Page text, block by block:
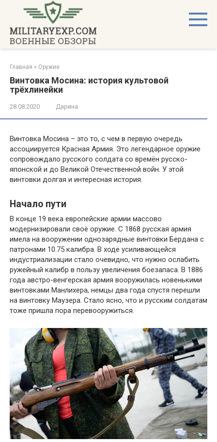
контенту
Главная » Оружие
Винтовка Мосина: история культовой
трёхлинейки
28.08.2020 Дарина
Винтовка Мосина – это то, с чем в первую очередь
ассоциируется Красная Армия. Это легендарное оружие
сопровождало русского солдата со времён русско-
японской и до Великой Отечественной войн. У этой
винтовки долгая и интересная история.
Начало пути
В конце 19 века европейские армии массово
модернизировали своё оружие. С 1868 русская армия
имела на вооружении однозарядные винтовки Бердана с
патронами 10.75 калибра. В ходе усиливающейся
индустриализации стало очевидно, что нужно ослабить
ружейный калибр в пользу увеличения боезапаса. В 1886
года австро-венгерская армия вооружилась новенькими
винтовками Манлихера, немцы два года спустя перешли
на винтовку Маузера. Стало ясно, что и русским солдатам
тоже пришла пора перевооружиться.